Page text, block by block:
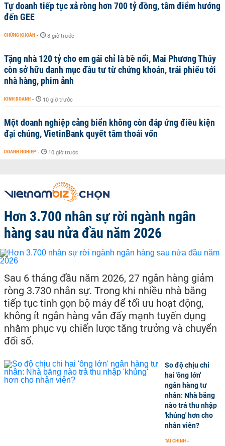
Tự doanh tiếp tục xả ròng hơn 700 tỷ đồng, tâm điểm hướng
đến GEE
CHỨNG KHOÁN - 8 giờ trước
Tặng nhà 120 tỷ cho em gái chỉ là bề nổi, Mai Phương Thúy
còn sở hữu danh mục đầu tư từ chứng khoán, trái phiếu tới
nhà hàng, phim ảnh
KINH DOANH - 10 giờ trước
Một doanh nghiệp cảng biển không còn đáp ứng điều kiện
đại chúng, VietinBank quyết tâm thoái vốn
DOANH NGHIỆP - 10 giờ trước
Hơn 3.700 nhân sự rời ngành ngân
hàng sau nửa đầu năm 2026
Sau 6 tháng đầu năm 2026, 27 ngân hàng giảm
ròng 3.730 nhân sự. Trong khi nhiều nhà băng
tiếp tục tinh gọn bộ máy để tối ưu hoạt động,
không ít ngân hàng vẫn đẩy mạnh tuyển dụng
nhằm phục vụ chiến lược tăng trưởng và chuyển
đổi số.
So độ chịu chi
hai 'ông lớn'
ngân hàng tư
nhân: Nhà băng
nào trả thu nhập
'khủng' hơn cho
nhân viên?
TÀI CHÍNH -